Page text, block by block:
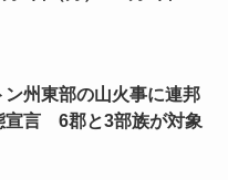
ン州東部の山火事に連邦
宣言 6郡と3部族が対象